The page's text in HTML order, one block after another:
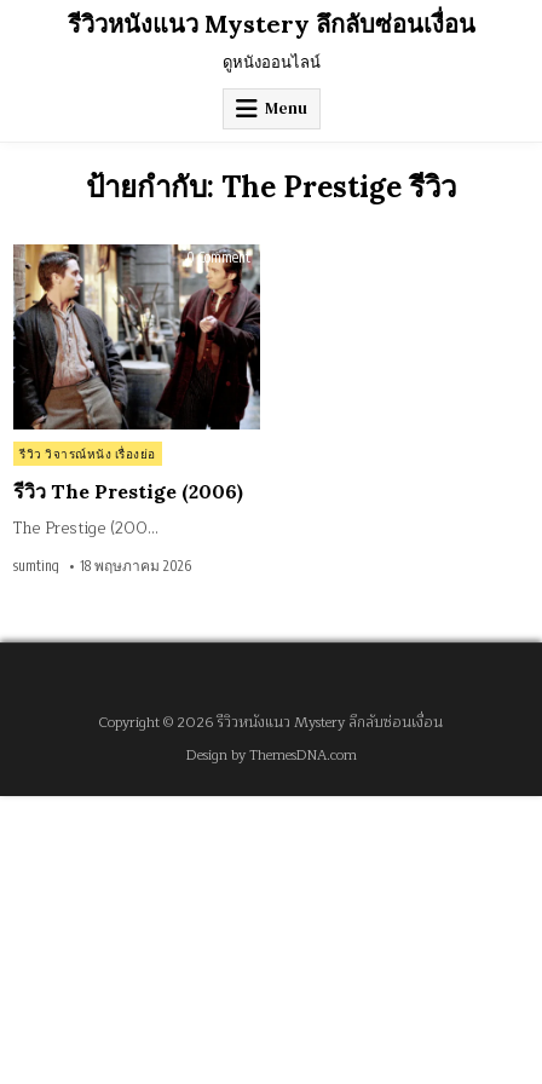
รีวิวหนังแนว Mystery ลึกลับซ่อนเงื่อน
ดูหนังออนไลน์
Menu
ป้ายกำกับ: The Prestige รีวิว
0 Commenton
รีวิว
The
Prestige
(2006)
Posted
in
รีวิว วิจารณ์หนัง เรื่องย่อ
รีวิว The Prestige (2006)
The Prestige (200…
sumting 18 พฤษภาคม 2026
Copyright © 2026 รีวิวหนังแนว Mystery ลึกลับซ่อนเงื่อน
Design by ThemesDNA.com